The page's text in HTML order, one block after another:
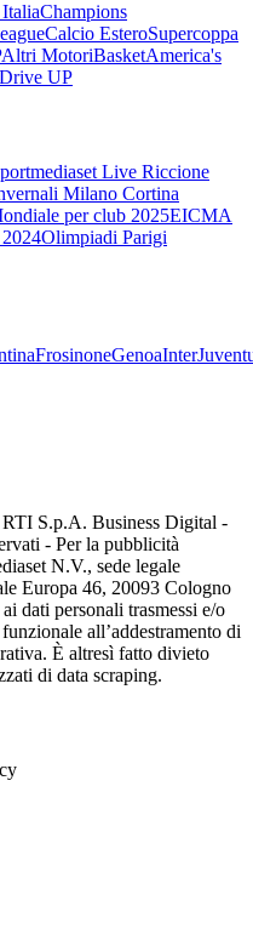
Champions
Calcio EsteroSupercoppa
Altri MotoriBasketAmerica's
Drive UP
Live Riccione
Milano Cortina
per club 2025EICMA
Olimpiadi Parigi
FrosinoneGenoaInter
RTI S.p.A. Business Digital -
- Per la pubblicità
N.V., sede legale
Europa 46, 20093 Cologno
dati personali trasmessi e/o
all’addestramento di
È altresì fatto divieto
di data scraping.